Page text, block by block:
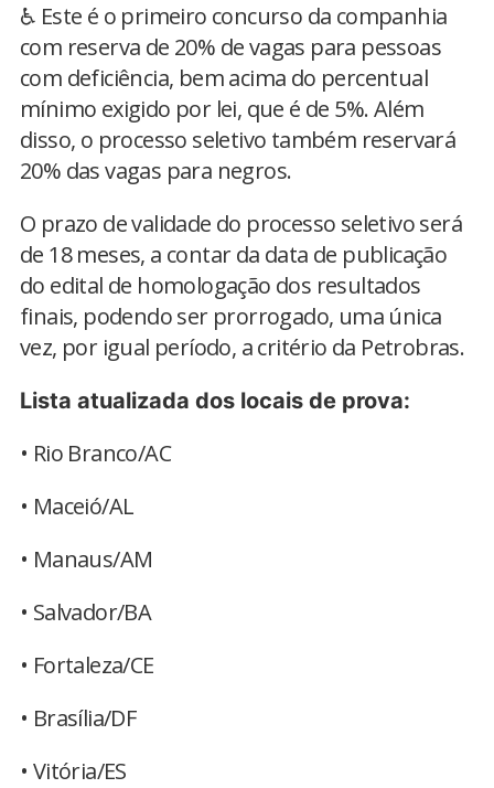
♿ Este é o primeiro concurso da companhia
com reserva de 20% de vagas para pessoas
com deficiência, bem acima do percentual
mínimo exigido por lei, que é de 5%. Além
disso, o processo seletivo também reservará
20% das vagas para negros.
O prazo de validade do processo seletivo será
de 18 meses, a contar da data de publicação
do edital de homologação dos resultados
finais, podendo ser prorrogado, uma única
vez, por igual período, a critério da Petrobras.
Lista atualizada dos locais de prova:
• Rio Branco/AC
• Maceió/AL
• Manaus/AM
• Salvador/BA
• Fortaleza/CE
• Brasília/DF
• Vitória/ES